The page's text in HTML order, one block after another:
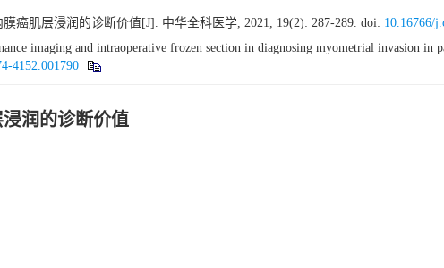
癌肌层浸润的诊断价值[J]. 中华全科医学, 2021, 19(2): 287-289. doi: 10.16766/
imaging and intraoperative frozen section in diagnosing myometrial invasion in
4152.001790
润的诊断价值